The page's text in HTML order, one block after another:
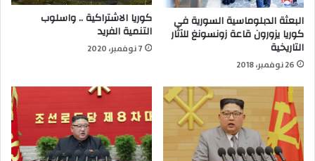
البعثة الدبلوماسية السورية في
كوريا يزورون قاعة زونسونغ للآثار
التاريخية
26 نوفمبر، 2018
كوريا الاشتراكية .. واسلوب
التنمية الفريد
7 نوفمبر، 2020